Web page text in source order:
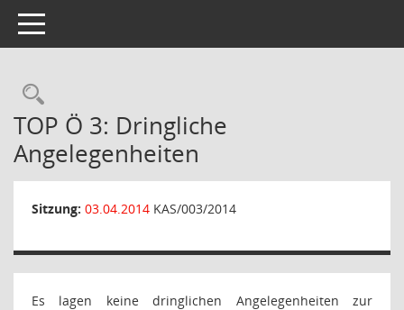
Toggle navigation
Rechercheauswahl
TOP Ö 3: Dringliche
Angelegenheiten
Sitzung: 03.04.2014 KAS/003/2014
Es lagen keine dringlichen Angelegenheiten zur